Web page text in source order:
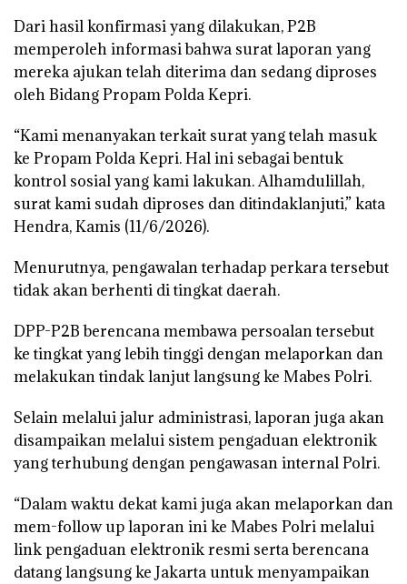
Dari hasil konfirmasi yang dilakukan, P2B
memperoleh informasi bahwa surat laporan yang
mereka ajukan telah diterima dan sedang diproses
oleh Bidang Propam Polda Kepri.
“Kami menanyakan terkait surat yang telah masuk
ke Propam Polda Kepri. Hal ini sebagai bentuk
kontrol sosial yang kami lakukan. Alhamdulillah,
surat kami sudah diproses dan ditindaklanjuti,” kata
Hendra, Kamis (11/6/2026).
Menurutnya, pengawalan terhadap perkara tersebut
tidak akan berhenti di tingkat daerah.
DPP-P2B berencana membawa persoalan tersebut
ke tingkat yang lebih tinggi dengan melaporkan dan
melakukan tindak lanjut langsung ke Mabes Polri.
Selain melalui jalur administrasi, laporan juga akan
disampaikan melalui sistem pengaduan elektronik
yang terhubung dengan pengawasan internal Polri.
“Dalam waktu dekat kami juga akan melaporkan dan
mem-follow up laporan ini ke Mabes Polri melalui
link pengaduan elektronik resmi serta berencana
datang langsung ke Jakarta untuk menyampaikan